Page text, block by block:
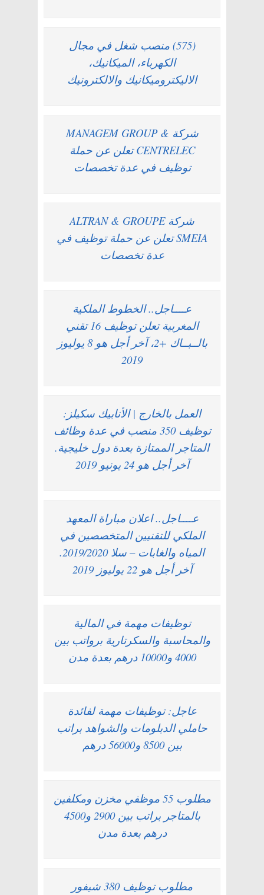
(575) منصب شغل في مجال
الكهرباء، الميكانيك،
الاليكتروميكانيك والالكترونيك
شركة MANAGEM GROUP &
CENTRELEC تعلن عن حملة
توظيف في عدة تخصصات
شركة ALTRAN & GROUPE
SMEIA تعلن عن حملة توظيف في
عدة تخصصات
عــــاجل.. الخطوط الملكية
المغربية تعلن توظيف 16 تقني
بالــبــاك +2، آخر أجل هو 8 يوليوز
2019
العمل بالخارج | الأنابيك سكيلز:
توظيف 350 منصب في عدة وظائف
المتاجر الممتازة بعدة دول خليجية.
آخر أجل هو 24 يونيو 2019
عــــاجل.. اعلان مباراة المعهد
الملكي للتقنيين المتخصصين في
المياه والغابات – سلا 2019/2020.
آخر أجل هو 22 يوليوز 2019
توظيفات مهمة في المالية
والمحاسبة والسكرتارية برواتب بين
4000 و10000 درهم بعدة مدن
عاجل: توظيفات مهمة لفائدة
حاملي الدبلومات والشواهد براتب
بين 8500 و56000 درهم
مطلوب 55 موظفي مخزن ومكلفين
بالمتاجر براتب بين 2900 و4500
درهم بعدة مدن
مطلوب توظيف 380 شيفور